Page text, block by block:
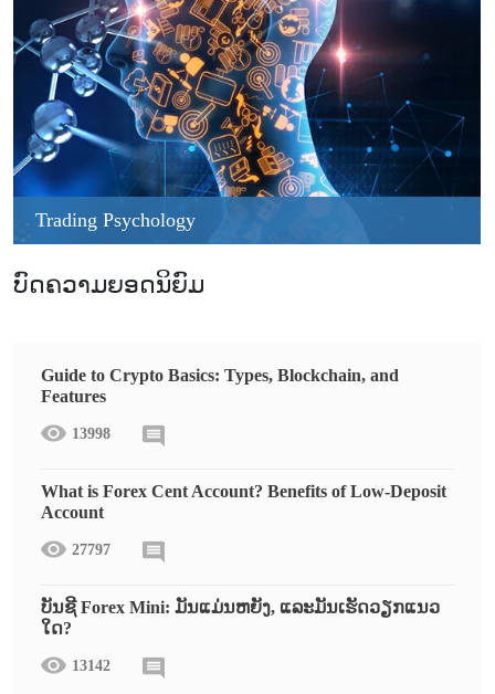
Trading Psychology
ບົດຄວາມຍອດນິຍົມ
Guide to Crypto Basics: Types, Blockchain, and
Features
13998
What is Forex Cent Account? Benefits of Low-Deposit
Account
27797
ບັນຊີ Forex Mini: ມັນແມ່ນຫຍັງ, ແລະມັນເຮັດວຽກແນວ
ໃດ?
13142